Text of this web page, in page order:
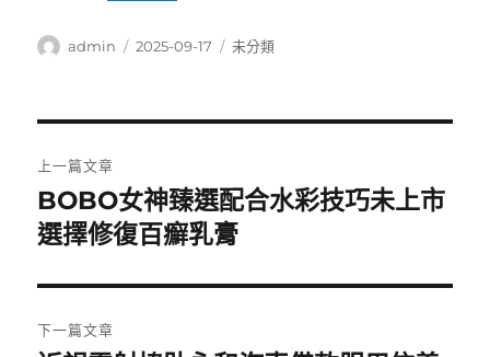
作
admin
發
2025-09-17
分
未分類
章
導
覽
上一篇文章
上
一
文
章:
BOBO女神臻選配合水彩技巧未上市
選擇修復百癬乳膏
下一篇文章